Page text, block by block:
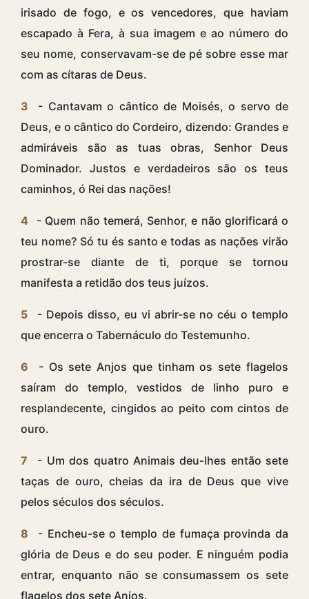
irisado de fogo, e os vencedores, que haviam
escapado à Fera, à sua imagem e ao número do
seu nome, conservavam-se de pé sobre esse mar
com as cítaras de Deus.
3
- Cantavam o cântico de Moisés, o servo de
Deus, e o cântico do Cordeiro, dizendo: Grandes e
admiráveis são as tuas obras, Senhor Deus
Dominador. Justos e verdadeiros são os teus
caminhos, ó Rei das nações!
4
- Quem não temerá, Senhor, e não glorificará o
teu nome? Só tu és santo e todas as nações virão
prostrar-se diante de ti, porque se tornou
manifesta a retidão dos teus juízos.
5
- Depois disso, eu vi abrir-se no céu o templo
que encerra o Tabernáculo do Testemunho.
6
- Os sete Anjos que tinham os sete flagelos
saíram do templo, vestidos de linho puro e
resplandecente, cingidos ao peito com cintos de
ouro.
7
- Um dos quatro Animais deu-lhes então sete
taças de ouro, cheias da ira de Deus que vive
pelos séculos dos séculos.
8
- Encheu-se o templo de fumaça provinda da
glória de Deus e do seu poder. E ninguém podia
entrar, enquanto não se consumassem os sete
flagelos dos sete Anjos.